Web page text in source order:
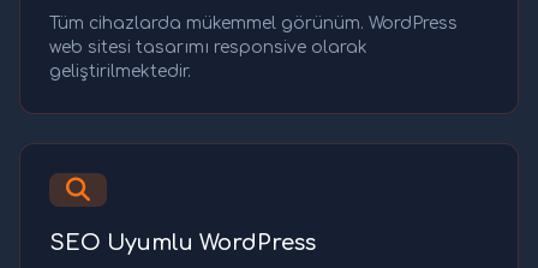
Tüm cihazlarda mükemmel görünüm. WordPress
web sitesi tasarımı responsive olarak
geliştirilmektedir.
SEO Uyumlu WordPress